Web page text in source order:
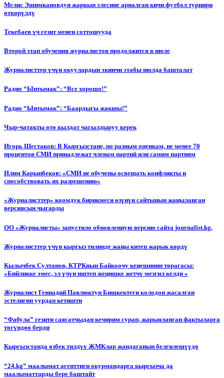
Мелис Эшимкановдун жаркын элесине арналган кичи футбол турнири
өткөрүлдү
Текебаев үч гезит менен соттошууда
Второй этап обучения журналистов продолжится в июле
Журналисттер үчүн окуулардын экинчи этабы июлда башталат
Радио “Ынтымак”: “Все хорошо!”
Радио “Ынтымак”: “Баардыгы жакшы!”
Чыр-чатакты өтө кылдат чагылдыруу керек
Игорь Шестаков: В Кыргызстане, по разным оценкам, не менее 70
процентов СМИ принадлежат членам партий или самим партиям
Илим Карыпбеков: «СМИ не обучены освещать конфликты и
способствовать их разрешению»
«Журналисттер» коомдук бирикмеси өзүнүн сайтынын жаңыланган
версиясын чыгарды
ОО «Журналисты» запустило обновленную версию сайта journalist.kg.
Журналисттер үчүн кыргыз тилинде жаңы китеп жарык көрдү
Кылычбек Султанов, КТРКнын Байкоочу кеңешинин төрагасы:
«Бийликке эмес, эл үчүн иштеп жеңишке жетчү мезгил келди »
Журналист Геннадий Павлюктун Бишкектеги колодон жасалган
эстелигин уурдап кетишти
“Фабула” гезити саясатчыдан кечирим сурап, жарыяланган фактыларга
төгүндөө берди
Кыргызстанда өзбек тилдүү ЖМКлар жандаганын белгилешүүдө
“24.kg” маалымат агенттиги окурмандарга кыргызча да
маалыматтарды бере баштайт